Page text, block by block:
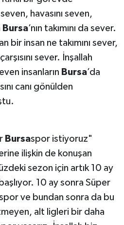
seven, havasını seven,
Bursa’nın takımını da sever.
bir insan ne takımını sever,
sever. İnşallah
insanların Bursa’da
canı gönülden
Bursaspor istiyoruz"
ilişkin de konuşan
sezon için artık 10 ay
10 ay sonra Süper
ve bundan sonra da bu
alt ligleri bir daha